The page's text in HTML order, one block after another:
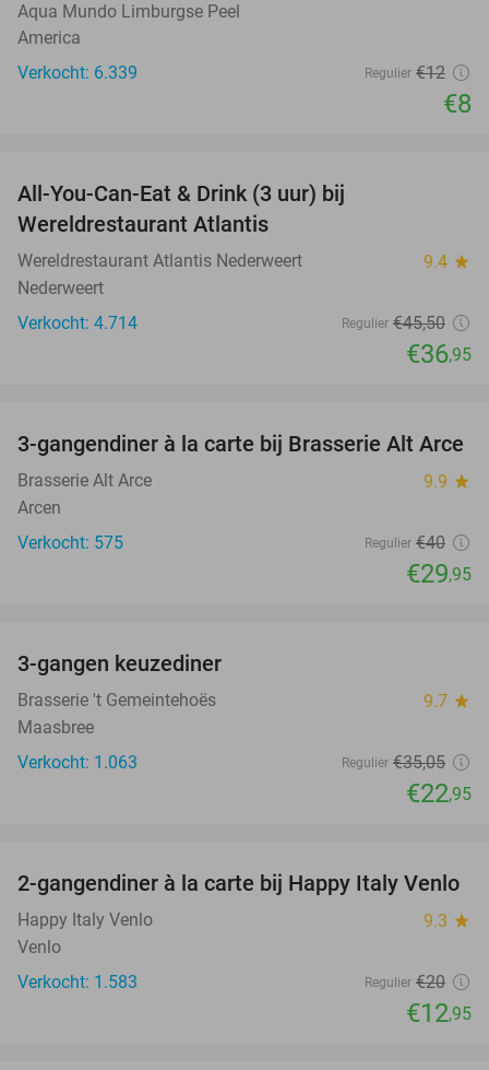
Aqua Mundo Limburgse Peel
America
Verkocht: 6.339
Regulier €12
€8
All-You-Can-Eat & Drink (3 uur) bij
Wereldrestaurant Atlantis
Wereldrestaurant Atlantis Nederweert 9.4 star
Nederweert
Verkocht: 4.714
Regulier €45,50
€36,95
25%
3-gangendiner à la carte bij Brasserie Alt Arce
Brasserie Alt Arce 9.9 star
Arcen
Verkocht: 575
Regulier €40
€29,95
3-gangen keuzediner
Brasserie 't Gemeintehoës 9.7 star
Maasbree
Verkocht: 1.063
Regulier €35,05
€22,95
35%
2-gangendiner à la carte bij Happy Italy Venlo
Happy Italy Venlo 9.3 star
Venlo
Verkocht: 1.583
Regulier €20
€12,95